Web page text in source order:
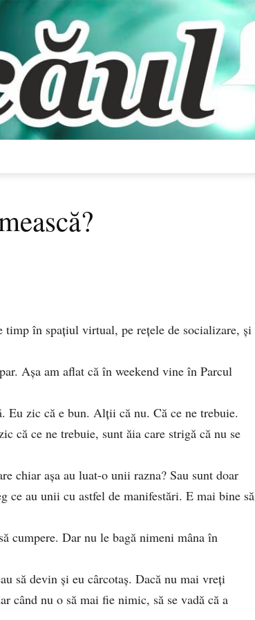
timp în spațiul virtual, pe rețele de socializare, și
Așa am aflat că în weekend vine în Parcul
Eu zic că e bun. Alții că nu. Că ce ne trebuie.
că ce ne trebuie, sunt ăia care strigă că nu se
chiar așa au luat-o unii razna? Sau sunt doar
ce au unii cu astfel de manifestări. E mai bine să
cumpere. Dar nu le bagă nimeni mâna în
să devin și eu cârcotaș. Dacă nu mai vreți
când nu o să mai fie nimic, să se vadă că a